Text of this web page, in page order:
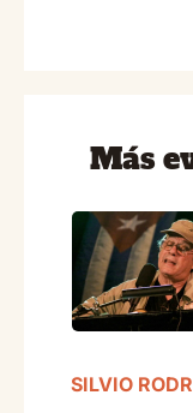
Más
SILVIO